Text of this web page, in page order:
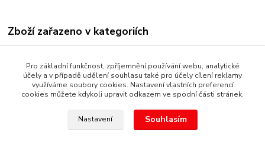
Zboží zařazeno v kategoriích
SEAT
Copyright © 1987 - 2022 autoalarmyhk.cz Jiří Cvrček, Autoalarm
Pro základní funkčnost, zpříjemnění používání webu, analytické
účely a v případě udělení souhlasu také pro účely cílení reklamy
využíváme soubory cookies. Nastavení vlastních preferencí
cookies můžete kdykoli upravit odkazem ve spodní části stránek.
Nastavení Souhlasím